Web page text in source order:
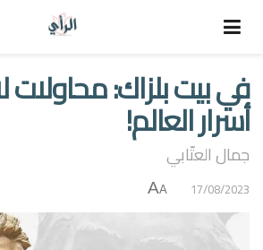
في بيت بلزاك: محاولات
أسرار العالم!
جمال العتّابي
17/08/2023
A
A